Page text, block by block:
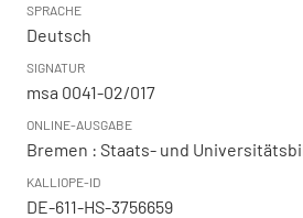
SPRACHE
Deutsch
SIGNATUR
msa 0041-02/017
ONLINE-AUSGABE
Bremen : Staats- und
KALLIOPE-ID
DE-611-HS-3756659